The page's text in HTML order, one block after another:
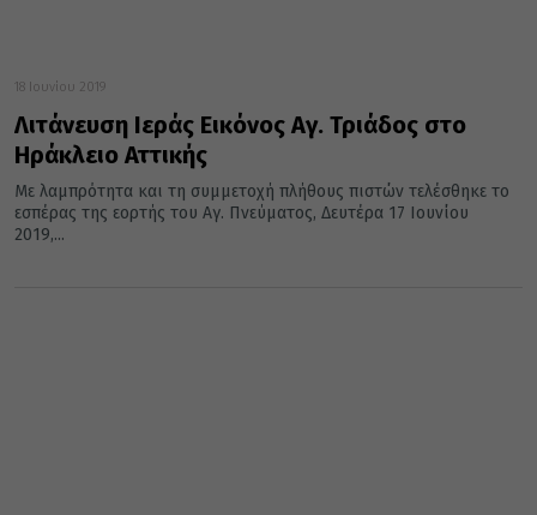
18 Ιουνίου 2019
Λιτάνευση Ιεράς Εικόνος Αγ. Τριάδος στο
Ηράκλειο Αττικής
Με λαμπρότητα και τη συμμετοχή πλήθους πιστών τελέσθηκε το
εσπέρας της εορτής του Αγ. Πνεύματος, Δευτέρα 17 Ιουνίου
2019,...